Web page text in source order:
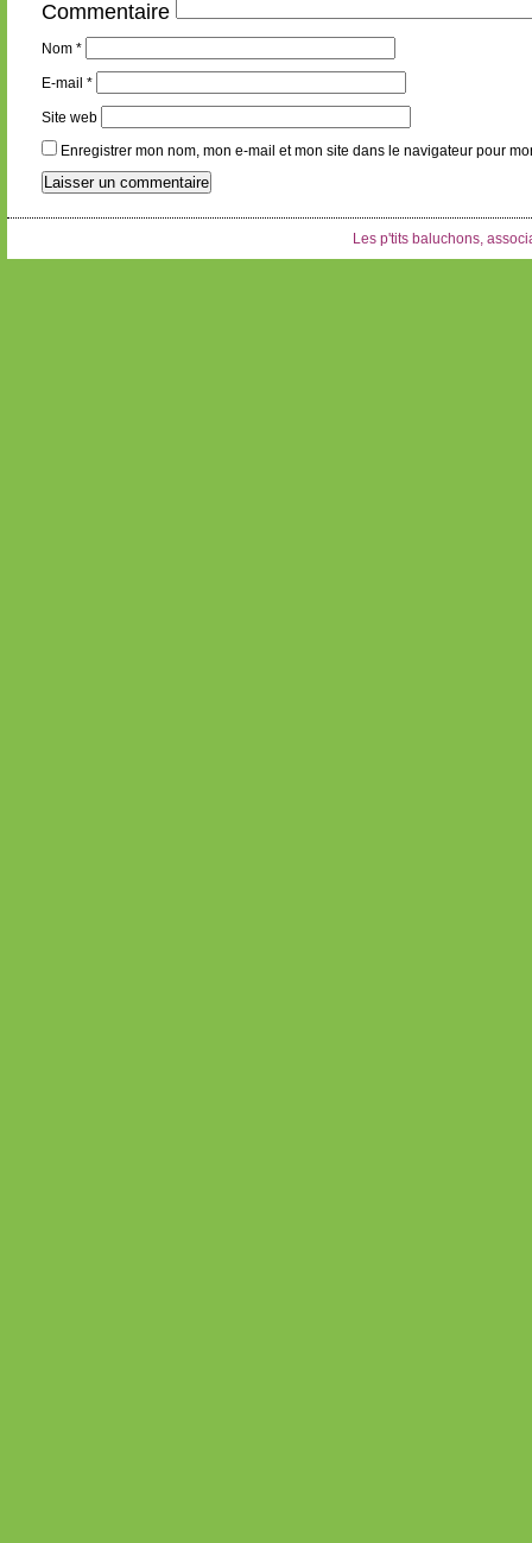
Commentaire
Nom *
E-mail *
Site web
Enregistrer mon nom, mon e-mail et mon site dans le navigateur pour
Les p'tits baluchons,